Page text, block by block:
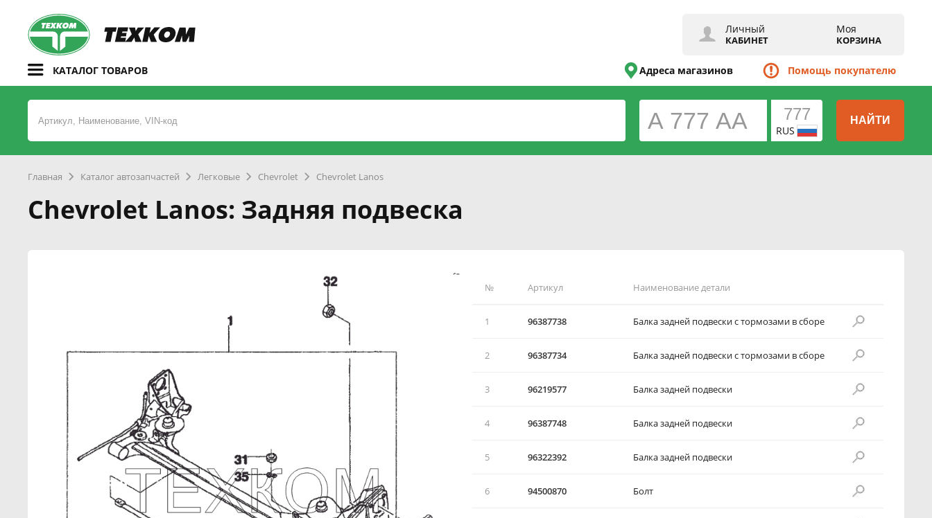
Личный
КАБИНЕТ
Моя
КОРЗИНА
КАТАЛОГ ТОВАРОВ Адреса магазинов Помощь покупателю
RUS
НАЙТИ
Главная Каталог автозапчастей Легковые Chevrolet Chevrolet Lanos
Chevrolet Lanos: Задняя подвеска
№ Артикул Наименование детали
1 96387738 Балка задней подвески с тормозами в сборе
2 96387734 Балка задней подвески с тормозами в сборе
3 96219577 Балка задней подвески
4 96387748 Балка задней подвески
5 96322392 Балка задней подвески
6 94500870 Болт